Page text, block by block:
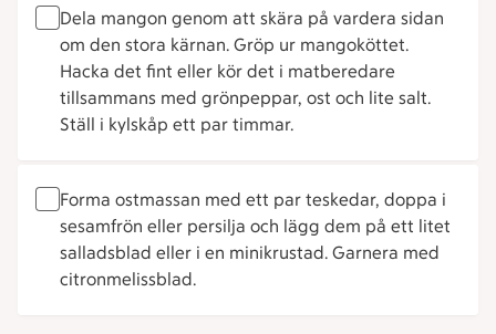
Dela mangon genom att skära på vardera sidan
om den stora kärnan. Gröp ur mangoköttet.
Hacka det fint eller kör det i matberedare
tillsammans med grönpeppar, ost och lite salt.
Ställ i kylskåp ett par timmar.
Forma ostmassan med ett par teskedar, doppa i
sesamfrön eller persilja och lägg dem på ett litet
salladsblad eller i en minikrustad. Garnera med
citronmelissblad.